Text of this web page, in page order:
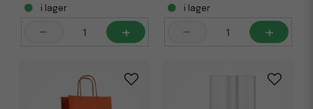
i lager
- +
i lager
- +